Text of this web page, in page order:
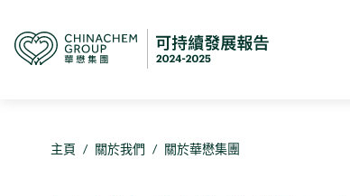
主頁 / 關於我們 / 關於華懋集團